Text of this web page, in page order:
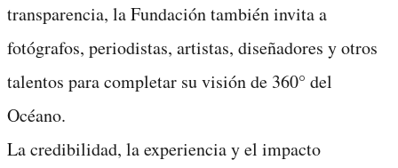
transparencia, la Fundación también invita a
fotógrafos, periodistas, artistas, diseñadores y otros
talentos para completar su visión de 360° del
Océano.
La credibilidad, la experiencia y el impacto